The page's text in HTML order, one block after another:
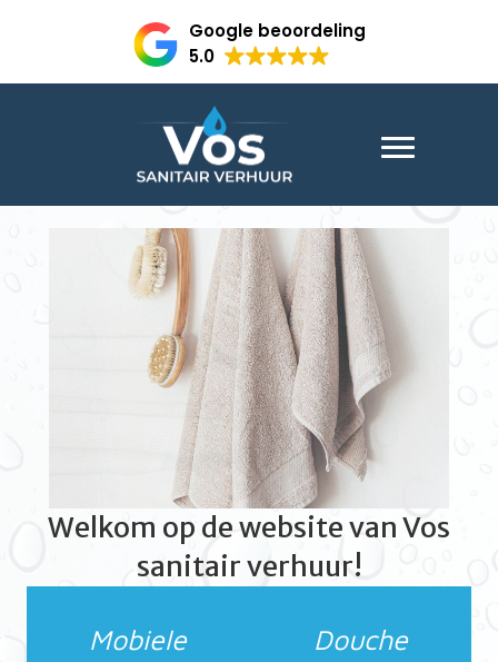
Google beoordeling
5.0
Welkom op de website van Vos
sanitair verhuur!
Mobiele
Douche